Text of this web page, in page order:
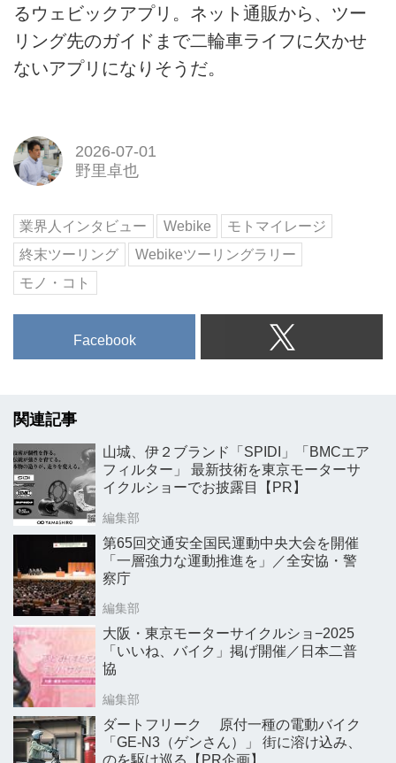
るウェビックアプリ。ネット通販から、ツー
リング先のガイドまで二輪車ライフに欠かせ
ないアプリになりそうだ。
2026-07-01
野里卓也
業界人インタビュー Webike
モトマイレージ
終末ツーリング
Webikeツーリングラリー
モノ・コト
Facebook
関連記事
山城、伊２ブランド「SPIDI」「BMCエア
フィルター」 最新技術を東京モーターサ
イクルショーでお披露目【PR】
編集部
第65回交通安全国民運動中央大会を開催
「一層強力な運動推進を」／全安協・警
察庁
編集部
大阪・東京モーターサイクルショ−2025
「いいね、バイク」掲げ開催／日本二普
協
編集部
ダートフリーク 原付一種の電動バイク
「GE-N3（ゲンさん）」 街に溶け込み、